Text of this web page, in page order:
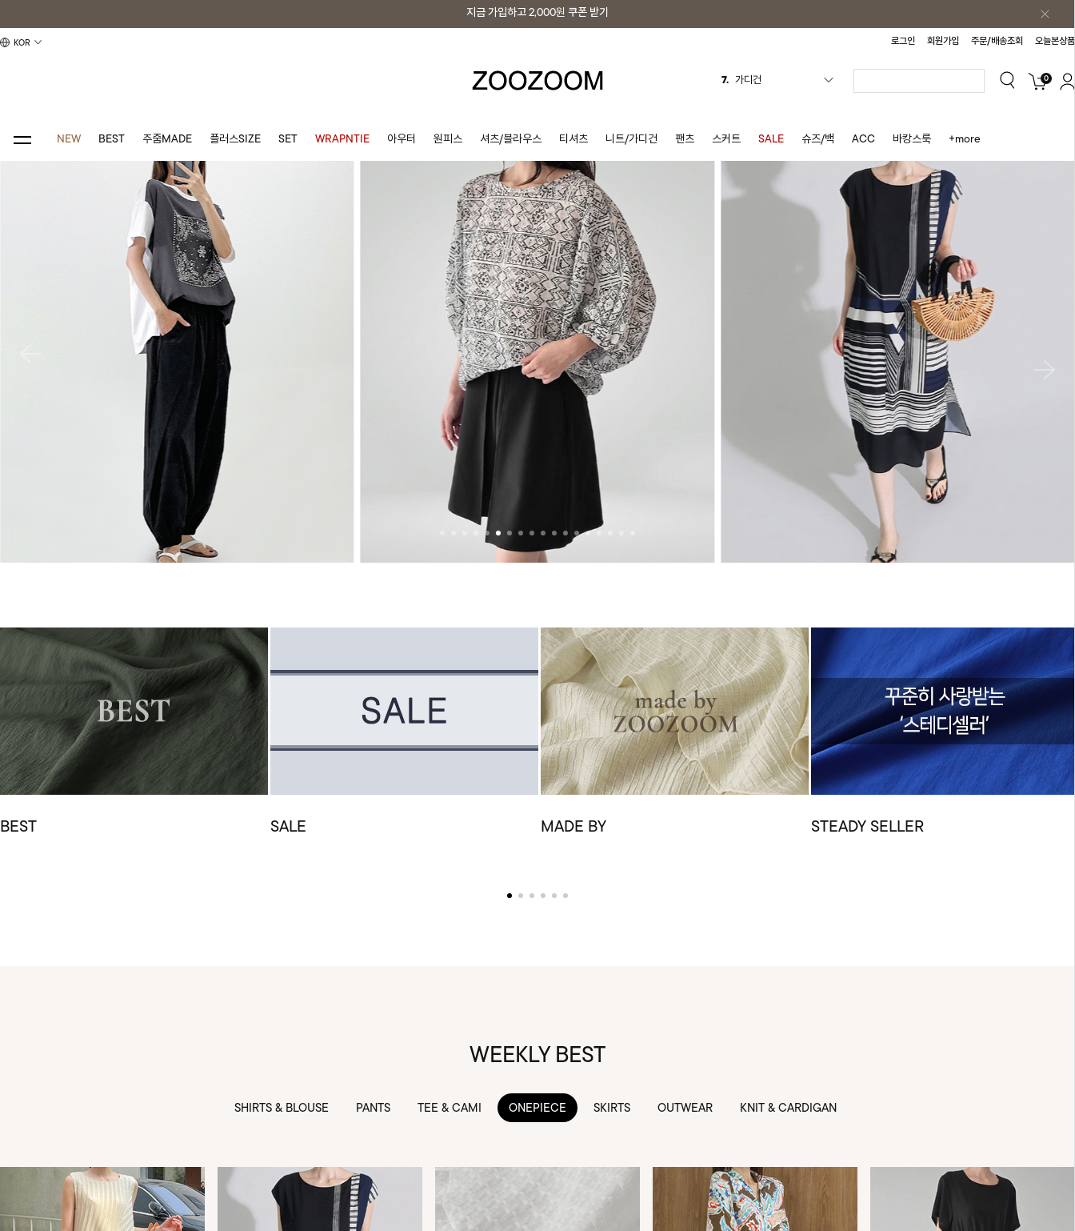
지금 가입하고 2,000원 쿠폰 받기
KOR 로그인 회원가입 주문/배송조회 오늘본상품
8. 셔츠
10.
0
NEW BEST 주줌MADE 플러스SIZE SET WRAPNTIE 아우터 원피스 셔츠/블라우스 티셔츠 니트/가디건 팬츠 스커트 SALE 슈즈/백 ACC 바캉스룩 +more
BEST SALE MADE BY STEADY SELLER
WEEKLY BEST
SHIRTS & BLOUSE PANTS TEE & CAMI ONEPIECE SKIRTS OUTWEAR KNIT & CARDIGAN